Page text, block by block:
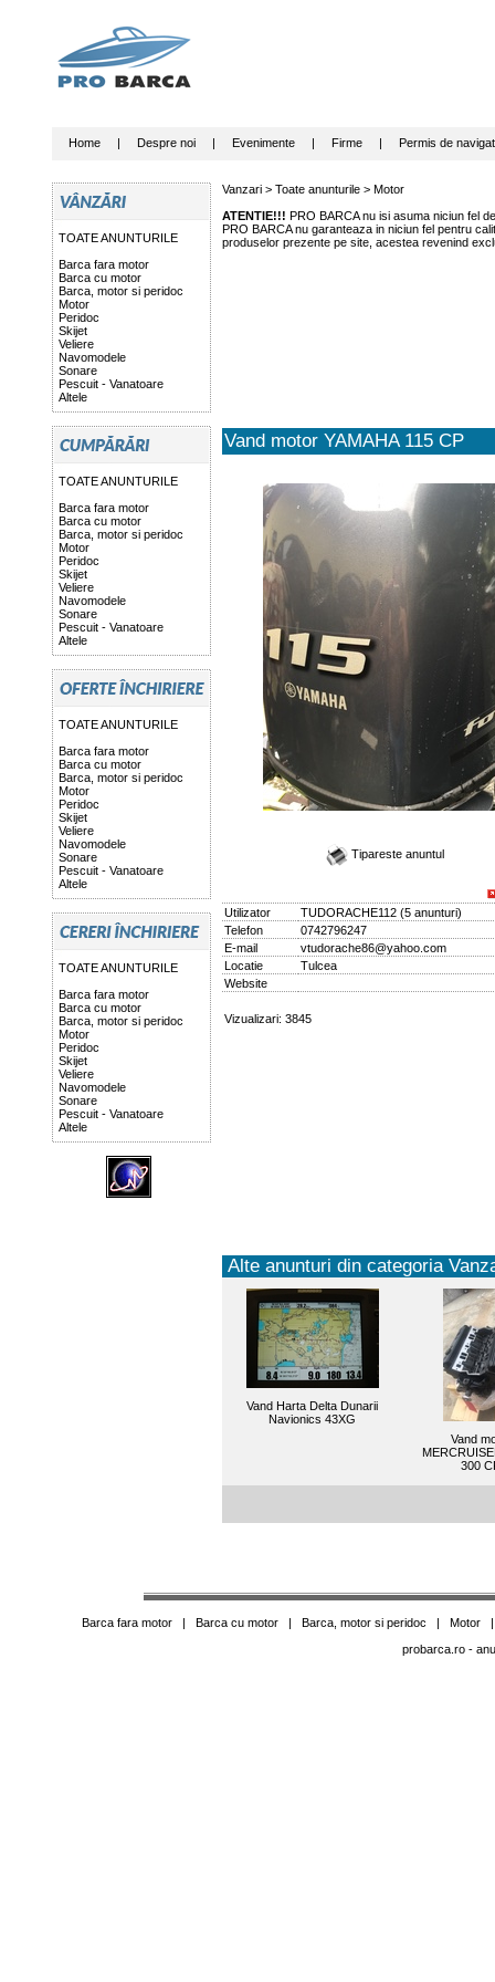
Home| Despre noi| Evenimente| Firme| Permis de
TOATE ANUNTURILE
Barca fara motor
Barca cu motor
Barca, motor si peridoc
Motor
Peridoc
Skijet
Veliere
Navomodele
Sonare
Pescuit - Vanatoare
Altele
TOATE ANUNTURILE
Barca fara motor
Barca cu motor
Barca, motor si peridoc
Motor
Peridoc
Skijet
Veliere
Navomodele
Sonare
Pescuit - Vanatoare
Altele
TOATE ANUNTURILE
Barca fara motor
Barca cu motor
Barca, motor si peridoc
Motor
Peridoc
Skijet
Veliere
Navomodele
Sonare
Pescuit - Vanatoare
Altele
TOATE ANUNTURILE
Barca fara motor
Barca cu motor
Barca, motor si peridoc
Motor
Peridoc
Skijet
Veliere
Navomodele
Sonare
Pescuit - Vanatoare
Altele
Vanzari > Toate anunturile> Motor
ATENTIE!!! PRO BARCA nu isi asuma niciun fel
PRO BARCA nu garanteaza in niciun fel pentru
produselor prezente pe site, acestea revenind
Vand motor YAMAHA 115 CP
Tipareste anuntul
Utilizator TUDORACHE112(5 anunturi)
Telefon
0742796247
E-mail
vtudorache86@yahoo.com
Locatie
Tulcea
Website
Vizualizari: 3845
Alte anunturi din categoria
Vand Harta Delta Dunarii
Navionics 43XG
Vand
300
Barca fara motor| Barca cu motor| Barca, motor si peridoc | Motor
probarca.ro-